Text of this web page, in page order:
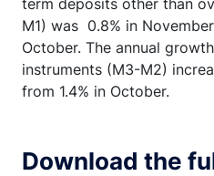
term deposits other than
M1) was 0.8% in
October. The annual
instruments (M3-M2)
from 1.4% in October.
Download the